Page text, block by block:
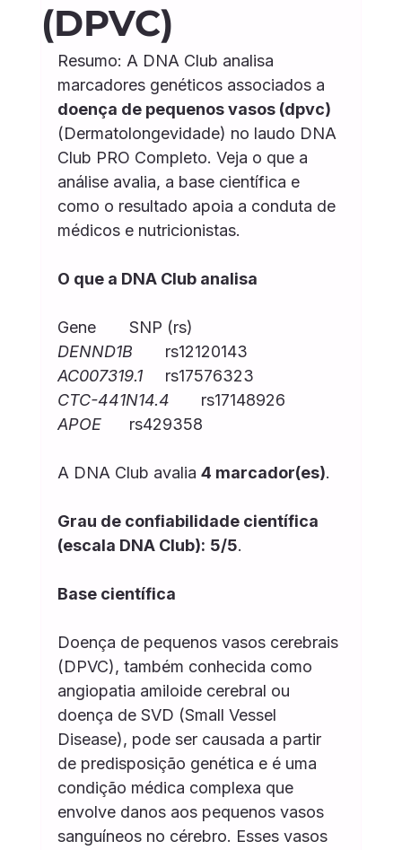
Dermatolongevidade
Saúde mental e sono
Corpo e Performance Mulher 360
Homem 360
(DPVC)
Resumo: A DNA Club analisa
marcadores genéticos associados a
doença de pequenos vasos (dpvc)
(Dermatolongevidade) no laudo DNA
Club PRO Completo. Veja o que a
análise avalia, a base científica e
como o resultado apoia a conduta de
médicos e nutricionistas.
O que a DNA Club analisa
Gene	SNP (rs)
DENND1B
	rs12120143
AC007319.1
	rs17576323
CTC-441N14.4
	rs17148926
APOE
	rs429358
A DNA Club avalia 4 marcador(es).
Grau de confiabilidade científica
(escala DNA Club): 5/5.
Base científica
Doença de pequenos vasos cerebrais
(DPVC), também conhecida como
angiopatia amiloide cerebral ou
doença de SVD (Small Vessel
Disease), pode ser causada a partir
de predisposição genética e é uma
condição médica complexa que
envolve danos aos pequenos vasos
sanguíneos no cérebro. Esses vasos